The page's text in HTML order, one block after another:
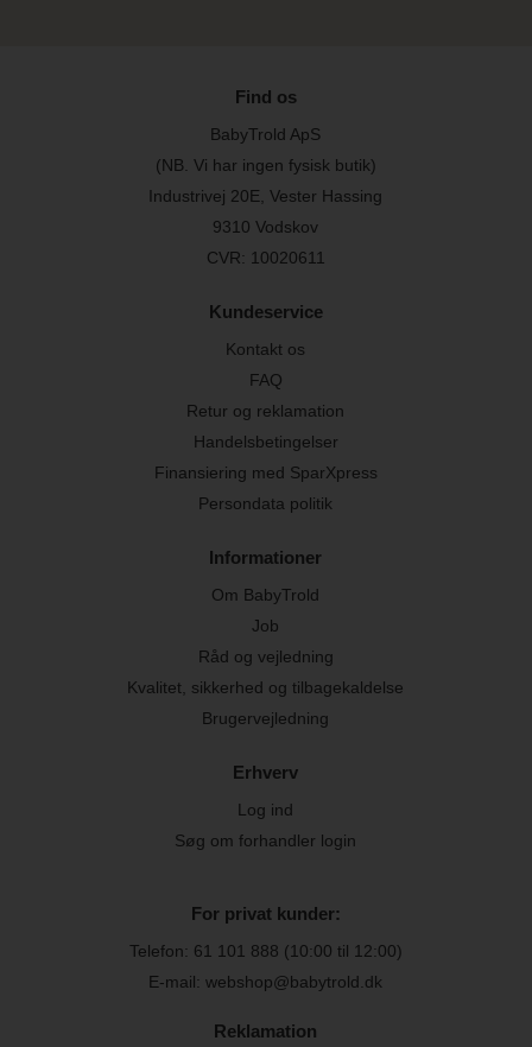
Find os
BabyTrold ApS
(NB. Vi har ingen fysisk butik)
Industrivej 20E, Vester Hassing
9310 Vodskov
CVR: 10020611
Kundeservice
Kontakt os
FAQ
Retur og reklamation
Handelsbetingelser
Finansiering med SparXpress
Persondata politik
Informationer
Om BabyTrold
Job
Råd og vejledning
Kvalitet, sikkerhed og tilbagekaldelse
Brugervejledning
Erhverv
Log ind
Søg om forhandler login
For privat kunder:
Telefon: 61 101 888 (10:00 til 12:00)
E-mail: webshop@babytrold.dk
Reklamation